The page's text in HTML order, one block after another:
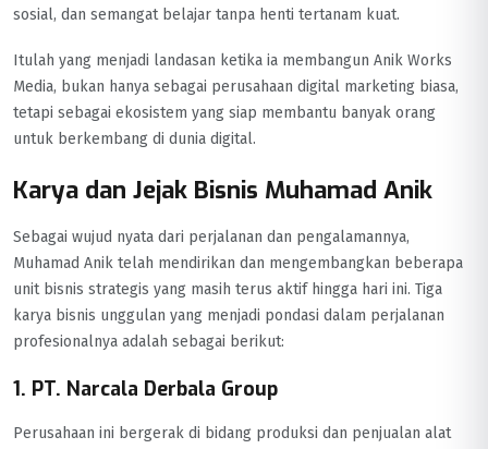
sosial, dan semangat belajar tanpa henti tertanam kuat.
Itulah yang menjadi landasan ketika ia membangun Anik Works
Media, bukan hanya sebagai perusahaan digital marketing biasa,
tetapi sebagai ekosistem yang siap membantu banyak orang
untuk berkembang di dunia digital.
Karya dan Jejak Bisnis Muhamad Anik
Sebagai wujud nyata dari perjalanan dan pengalamannya,
Muhamad Anik telah mendirikan dan mengembangkan beberapa
unit bisnis strategis yang masih terus aktif hingga hari ini. Tiga
karya bisnis unggulan yang menjadi pondasi dalam perjalanan
profesionalnya adalah sebagai berikut:
1. PT. Narcala Derbala Group
Perusahaan ini bergerak di bidang produksi dan penjualan alat